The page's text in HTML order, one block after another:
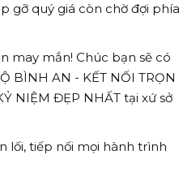
gỡ quý giá còn chờ đợi phía
may mắn! Chúc bạn sẽ có
BÌNH AN - KẾT NỐI TRỌN
NIỆM ĐẸP NHẤT tại xứ sở
lối, tiếp nối mọi hành trình